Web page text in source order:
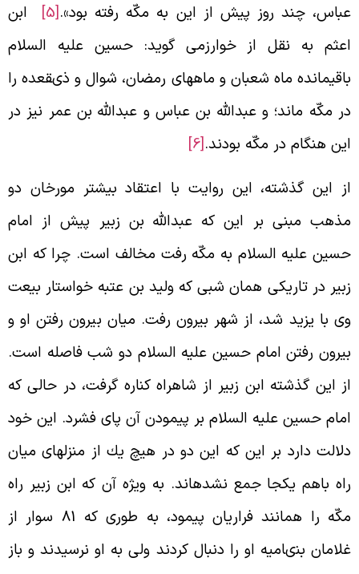
چند روز پيش از اين به مكّه رفته بود».[5]
ابن
به نقل از خوارزمى گويد: حسين عليه السلام
ماه شعبان و ماه‏هاى رمضان، شوال و ذى‏قعده را
مكّه ماند؛ و عبدالله بن عباس و عبدالله بن عمر نيز در
هنگام در مكّه بودند.[6]
اين گذشته، اين روايت با اعتقاد بيش‏تر مورخان دو
مبنى بر اين كه عبدالله بن زبير پيش از امام
عليه السلام به مكّه رفت مخالف است. چرا كه ابن
در تاريكى همان شبى كه وليد بن عتبه خواستار بيعت
با يزيد شد، از شهر بيرون رفت. ميان بيرون رفتن او و
رفتن امام حسين عليه السلام دو شب فاصله است.
اين گذشته ابن زبير از شاهراه كناره گرفت، در حالى كه
حسين عليه السلام بر پيمودن آن پاى فشرد. اين خود
دارد بر اين كه اين دو در هيچ يك از منزل‏هاى ميان
باهم يك‏جا جمع نشده‏اند. به ويژه آن كه ابن زبير راه
مكّه را همانند فراريان پيمود، به طورى كه 81 سوار از
بنى‏اميه او را دنبال كردند ولى به او نرسيدند و باز